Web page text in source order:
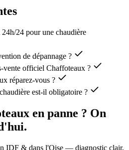
24 pour une chaudière
de dépannage ?
vente officiel Chaffoteaux ?
réparez-vous ?
est-il obligatoire ?
en panne ? On
IDF & dans l'Oise — diagnostic clair,